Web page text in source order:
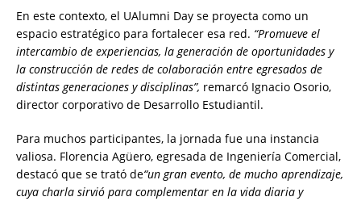
En este contexto, el UAlumni Day se proyecta como un
espacio estratégico para fortalecer esa red. “Promueve el
intercambio de experiencias, la generación de oportunidades y
la construcción de redes de colaboración entre egresados de
distintas generaciones y disciplinas”, remarcó Ignacio Osorio,
director corporativo de Desarrollo Estudiantil.
Para muchos participantes, la jornada fue una instancia
valiosa. Florencia Agüero, egresada de Ingeniería Comercial,
destacó que se trató de“un gran evento, de mucho aprendizaje,
cuya charla sirvió para complementar en la vida diaria y